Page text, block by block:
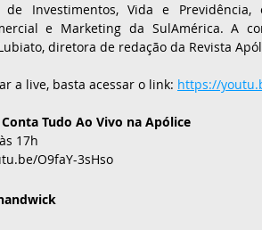
de Investimentos, Vida e
e Marketing da SulAmérica. A
diretora de redação da Revista
a live, basta acessar o link: https://
Tudo Ao Vivo na Apólice
17h
O9faY-3sHso